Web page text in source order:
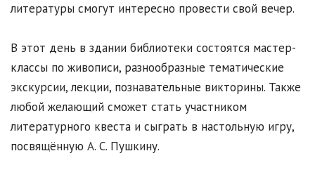
литературы смогут интересно провести свой вечер.
В этот день в здании библиотеки состоятся мастер-
классы по живописи, разнообразные тематические
экскурсии, лекции, познавательные викторины. Также
любой желающий сможет стать участником
литературного квеста и сыграть в настольную игру,
посвящённую А. С. Пушкину.